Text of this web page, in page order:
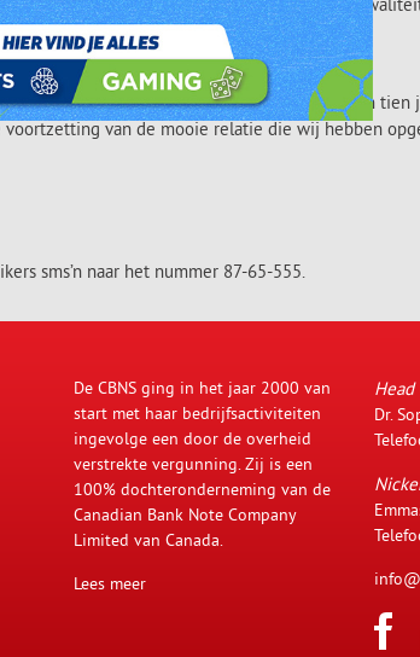
loterijvergunning voor de duur van tien
van de mooie relatie die wij hebben
sms’n naar het nummer 87-65-555.
De CBNS ging in het jaar 2000 van
start met haar bedrijfsactiviteiten
ingevolge een door de overheid
verstrekte vergunning. Zij is een
100% dochteronderneming van de
Canadian Bank Note Company
Limited van Canada.
Lees meer
Head
Dr.